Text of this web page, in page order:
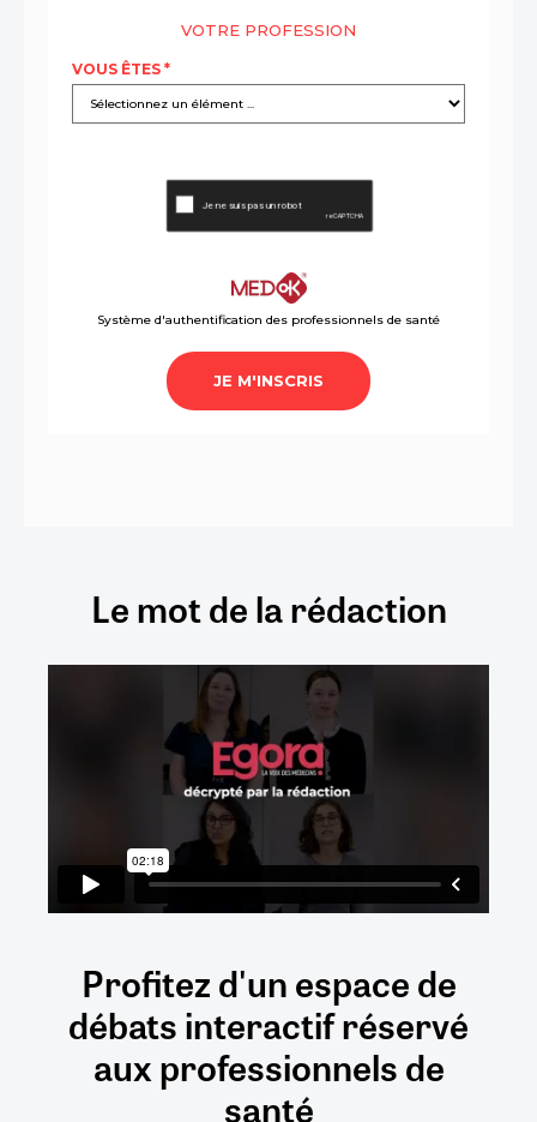
Le mot de la rédaction
Profitez d'un espace de
débatsinteractifréservé
auxprofessionnels de
santé